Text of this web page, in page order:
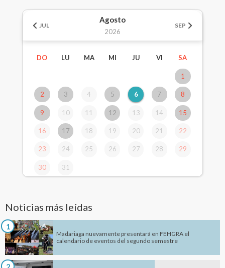
JUL
Agosto
2026
SEP
DO LU MA MI JU VI SA
1
2 3 4 5 6 7 8
9 10 11 12 13 14 15
16 17 18 19 20 21 22
23 24 25 26 27 28 29
30 31
Noticias más leídas
1
Madariaga nuevamente presentará en FEHGRA el
calendario de eventos del segundo semestre